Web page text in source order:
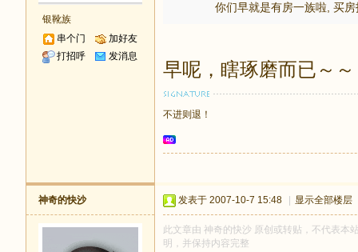
银靴族
串个门
加好友
打招呼
发消息
你们早就是有房一族啦, 买房
早呢，瞎琢磨而已～～
不进则退！
神奇的快沙 发表于 2007-10-7 15:48 显示全部楼层
此文章由 神奇的快沙 原创或转贴，不代表本
明，并保持内容完整